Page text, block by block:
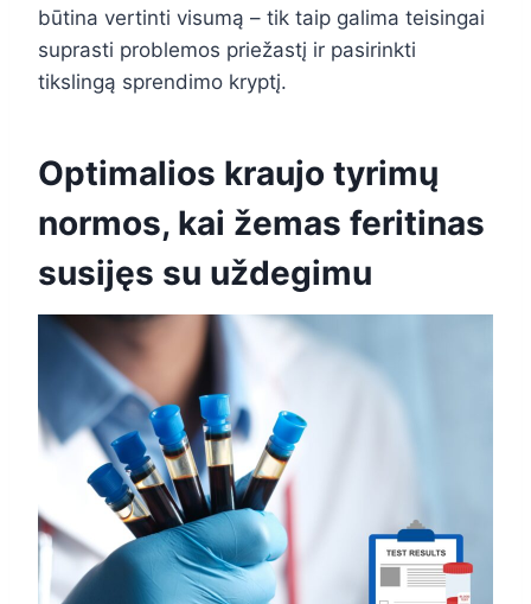
būtina vertinti visumą – tik taip galima teisingai
suprasti problemos priežastį ir pasirinkti
tikslingą sprendimo kryptį.
Optimalios kraujo tyrimų
normos, kai žemas feritinas
susijęs su uždegimu